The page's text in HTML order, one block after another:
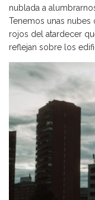
nublada a
Tenemos unas
rojos del atardecer
reflejan sobre los